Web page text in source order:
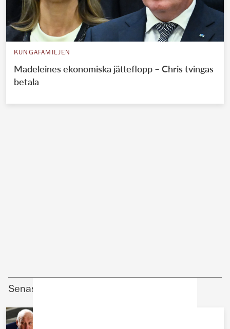
KUNGAFAMILJEN
Madeleines ekonomiska jätteflopp – Chris tvingas
betala
Senaste nyheter